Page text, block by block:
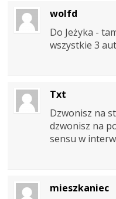
wolfd
Do Jeżyka -
wszystkie 3
Txt
Dzwonisz na
dzwonisz na
sensu w
mieszkaniec